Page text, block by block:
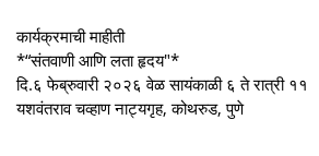
कार्यक्रमाची माहीती
*“संतवाणी आणि लता हृदय"*
दि.६ फेब्रुवारी २०२६ वेळ सायंकाळी ६ ते रात्री ११
यशवंतराव चव्हाण नाट्यगृह, कोथरुड, पुणे